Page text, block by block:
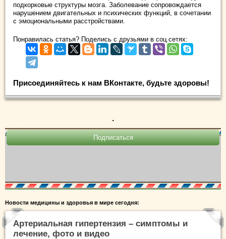
подкорковые структуры мозга. Заболевание сопровождается
нарушением двигательных и психических функций, в сочетании
с эмоциональными расстройствами.
Понравилась статья? Поделись с друзьями в соц.сетях:
Присоединяйтесь к нам ВКонтакте, будьте здоровы!
.
Новости медицины и здоровья в мире сегодня:
Артериальная гипертензия – симптомы и
лечение, фото и видео